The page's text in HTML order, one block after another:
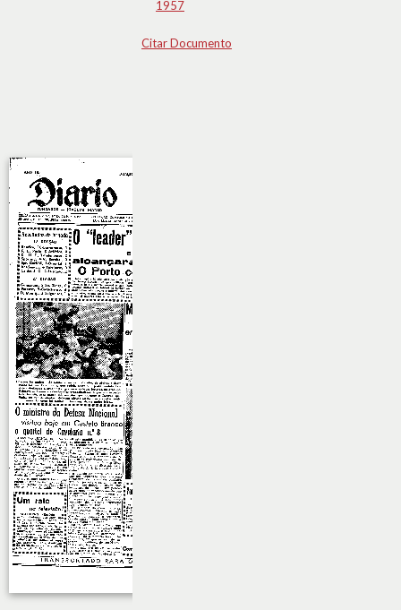
1957
Citar Documento